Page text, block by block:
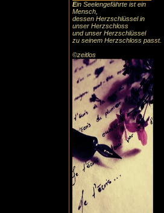
Ein Seelengefährte ist ein
Mensch,
dessen Herzschlüssel in
unser Herzschloss
und unser Herzschlüssel
zu seinem Herzschloss passt.
©zeitlos